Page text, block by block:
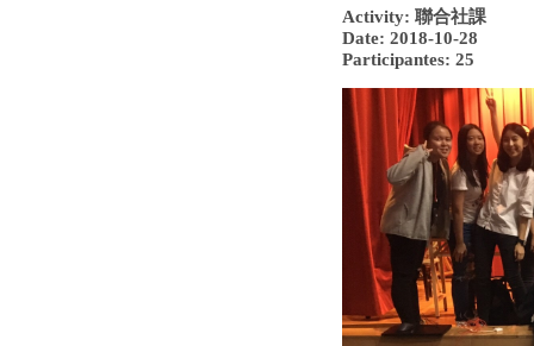
Activity: 聯合社課
Date: 2018-10-28
Participantes: 25